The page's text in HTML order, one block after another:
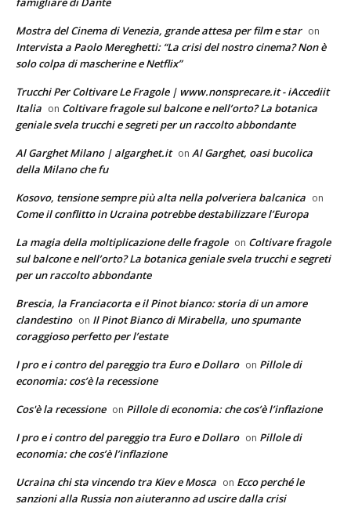
Mostra del Cinema di Venezia, grande attesa per film e star on
Intervista a Paolo Mereghetti: “La crisi del nostro cinema? Non è
solo colpa di mascherine e Netflix”
Trucchi Per Coltivare Le Fragole | www.nonsprecare.it - iAccediit
Italia on Coltivare fragole sul balcone e nell’orto? La botanica
geniale svela trucchi e segreti per un raccolto abbondante
Al Garghet Milano | algarghet.it on Al Garghet, oasi bucolica
della Milano che fu
Kosovo, tensione sempre più alta nella polveriera balcanica on
Come il conflitto in Ucraina potrebbe destabilizzare l’Europa
La magia della moltiplicazione delle fragole on Coltivare fragole
sul balcone e nell’orto? La botanica geniale svela trucchi e segreti
per un raccolto abbondante
Brescia, la Franciacorta e il Pinot bianco: storia di un amore
clandestino on Il Pinot Bianco di Mirabella, uno spumante
coraggioso perfetto per l’estate
I pro e i contro del pareggio tra Euro e Dollaro on Pillole di
economia: cos’è la recessione
Cos'è la recessione on Pillole di economia: che cos’è l’inflazione
I pro e i contro del pareggio tra Euro e Dollaro on Pillole di
economia: che cos’è l’inflazione
Ucraina chi sta vincendo tra Kiev e Mosca on Ecco perché le
sanzioni alla Russia non aiuteranno ad uscire dalla crisi